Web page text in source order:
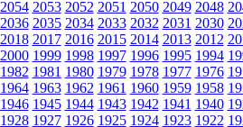
2054 2053 2052 2051 2050 2049 2048
2036 2035 2034 2033 2032 2031 2030
2018 2017 2016 2015 2014 2013 2012
2000 1999 1998 1997 1996 1995 1994
1982 1981 1980 1979 1978 1977 1976
1964 1963 1962 1961 1960 1959 1958
1946 1945 1944 1943 1942 1941 1940
1928 1927 1926 1925 1924 1923 1922